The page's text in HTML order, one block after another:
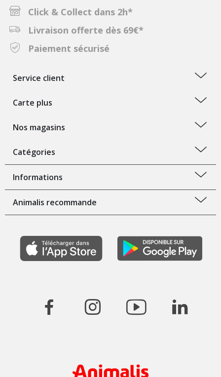
Click & Collect dans 2h*
Livraison offerte dès 69€*
Paiement sécurisé
Service client
Carte plus
Nos magasins
Catégories
Informations
Animalis recommande